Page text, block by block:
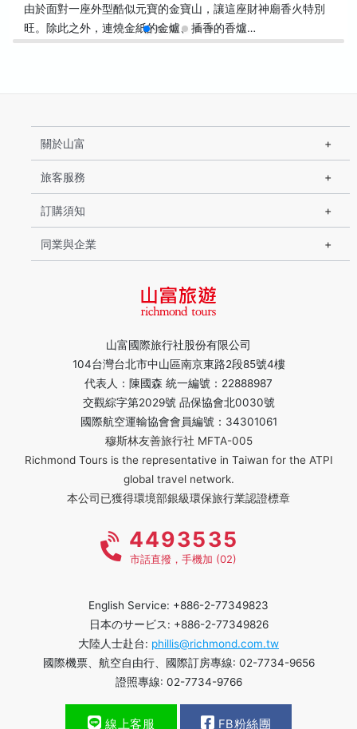
由於面對一座外型酷似元寶的金寶山，讓這座財神廟香火特別
旺。除此之外，連燒金紙的金爐、插香的香爐…
山富國際旅行社股份有限公司
104台灣台北市中山區南京東路2段85號4樓
代表人：陳國森 統一編號：22888987
交觀綜字第2029號 品保協會北0030號
國際航空運輸協會會員編號：34301061
穆斯林友善旅行社 MFTA-005
Richmond Tours is the representative in Taiwan for the ATPI
global travel network.
本公司已獲得環境部銀級環保旅行業認證標章
關於山富
旅客服務
訂購須知
同業與企業
4493535
市話直撥，手機加 (02)
English Service: +886-2-77349823
日本のサービス: +886-2-77349826
大陸人士赴台: phillis@richmond.com.tw
國際機票、航空自由行、國際訂房專線: 02-7734-9656
證照專線: 02-7734-9766
線上客服 FB粉絲團